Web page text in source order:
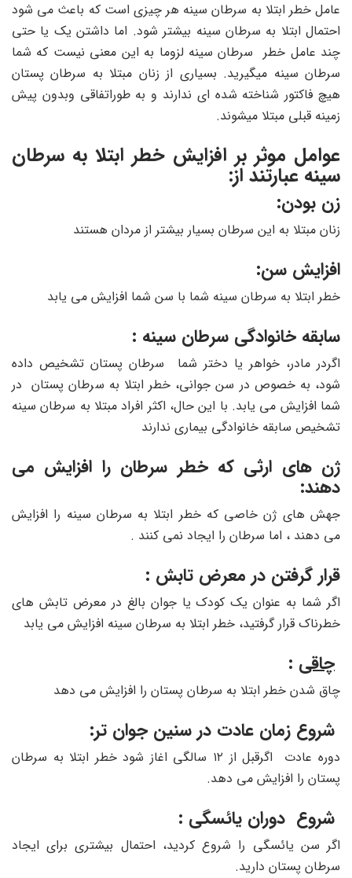
عامل خطر ابتلا به سرطان سینه هر چیزی است که باعث می شود
احتمال ابتلا به سرطان سینه بیشتر شود. اما داشتن یک یا حتی
چند عامل خطر سرطان سینه لزوما به این معنی نیست که شما
سرطان سینه میگیرید. بسیاری از زنان مبتلا به سرطان پستان
هیچ فاکتور شناخته شده ای ندارند و به طوراتفاقی وبدون پیش
زمینه قبلی مبتلا میشوند.
عوامل موثر بر افزایش خطر ابتلا به سرطان
سینه عبارتند از:
زن بودن:
زنان مبتلا به این سرطان بسیار بیشتر از مردان هستند
افزایش سن:
خطر ابتلا به سرطان سینه شما با سن شما افزایش می یابد
سابقه خانوادگی سرطان سینه :
اگردر مادر، خواهر یا دختر شما سرطان پستان تشخیص داده
شود، به خصوص در سن جوانی، خطر ابتلا به سرطان پستان در
شما افزایش می یابد. با این حال، اکثر افراد مبتلا به سرطان سینه
تشخیص سابقه خانوادگی بیماری ندارند
ژن های ارثی که خطر سرطان را افزایش می
دهند:
جهش های ژن خاصی که خطر ابتلا به سرطان سینه را افزایش
می دهند ، اما سرطان را ایجاد نمی کنند .
قرار گرفتن در معرض تابش :
اگر شما به عنوان یک کودک یا جوان بالغ در معرض تابش های
خطرناک قرار گرفتید، خطر ابتلا به سرطان سینه افزایش می یابد
چاقی :
چاق شدن خطر ابتلا به سرطان پستان را افزایش می دهد
شروع زمان عادت در سنین جوان تر:
دوره عادت اگرقبل از ۱۲ سالگی اغاز شود خطر ابتلا به سرطان
پستان را افزایش می دهد.
شروع دوران یائسگی :
اگر سن یائسگی را شروع کردید، احتمال بیشتری برای ایجاد
سرطان پستان دارید.